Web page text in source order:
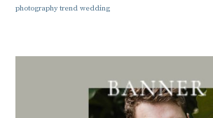
photography trend wedding